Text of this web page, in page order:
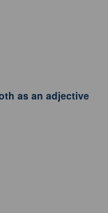
as an adjective